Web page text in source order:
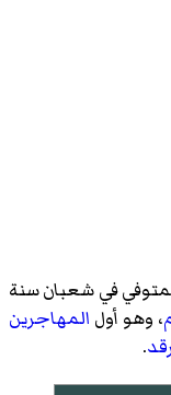
في شعبان سنة
، وهو أول المهاجرين
.